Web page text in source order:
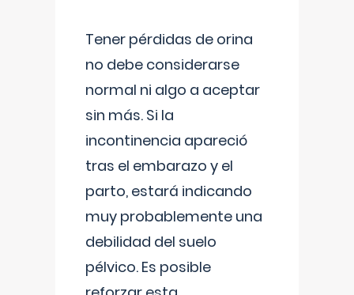
Tener pérdidas de orina
no debe considerarse
normal ni algo a aceptar
sin más. Si la
incontinencia apareció
tras el embarazo y el
parto, estará indicando
muy probablemente una
debilidad del suelo
pélvico. Es posible